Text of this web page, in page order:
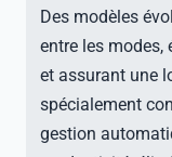
Des modèles
entre les
et assurant une
spécialement
gestion